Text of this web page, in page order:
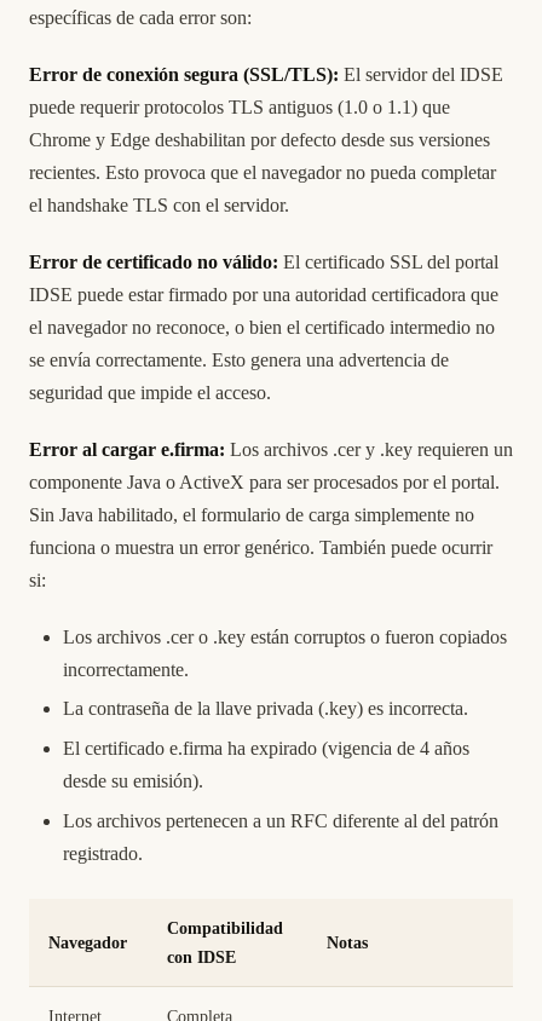
específicas de cada error son:
Error de conexión segura (SSL/TLS): El servidor del IDSE
puede requerir protocolos TLS antiguos (1.0 o 1.1) que
Chrome y Edge deshabilitan por defecto desde sus versiones
recientes. Esto provoca que el navegador no pueda completar
el handshake TLS con el servidor.
Error de certificado no válido: El certificado SSL del portal
IDSE puede estar firmado por una autoridad certificadora que
el navegador no reconoce, o bien el certificado intermedio no
se envía correctamente. Esto genera una advertencia de
seguridad que impide el acceso.
Error al cargar e.firma: Los archivos .cer y .key requieren un
componente Java o ActiveX para ser procesados por el portal.
Sin Java habilitado, el formulario de carga simplemente no
funciona o muestra un error genérico. También puede ocurrir
si:
Los archivos .cer o .key están corruptos o fueron copiados
incorrectamente.
La contraseña de la llave privada (.key) es incorrecta.
El certificado e.firma ha expirado (vigencia de 4 años
desde su emisión).
Los archivos pertenecen a un RFC diferente al del patrón
registrado.
Navegador
Compatibilidad
con IDSE
Notas
Internet Completa